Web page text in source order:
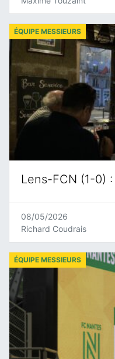
Lens-FCN (1-0)
ÉQUIPE MESSIEURS
08/05/2026
Richard Coudrais
ÉQUIPE MESSIEURS